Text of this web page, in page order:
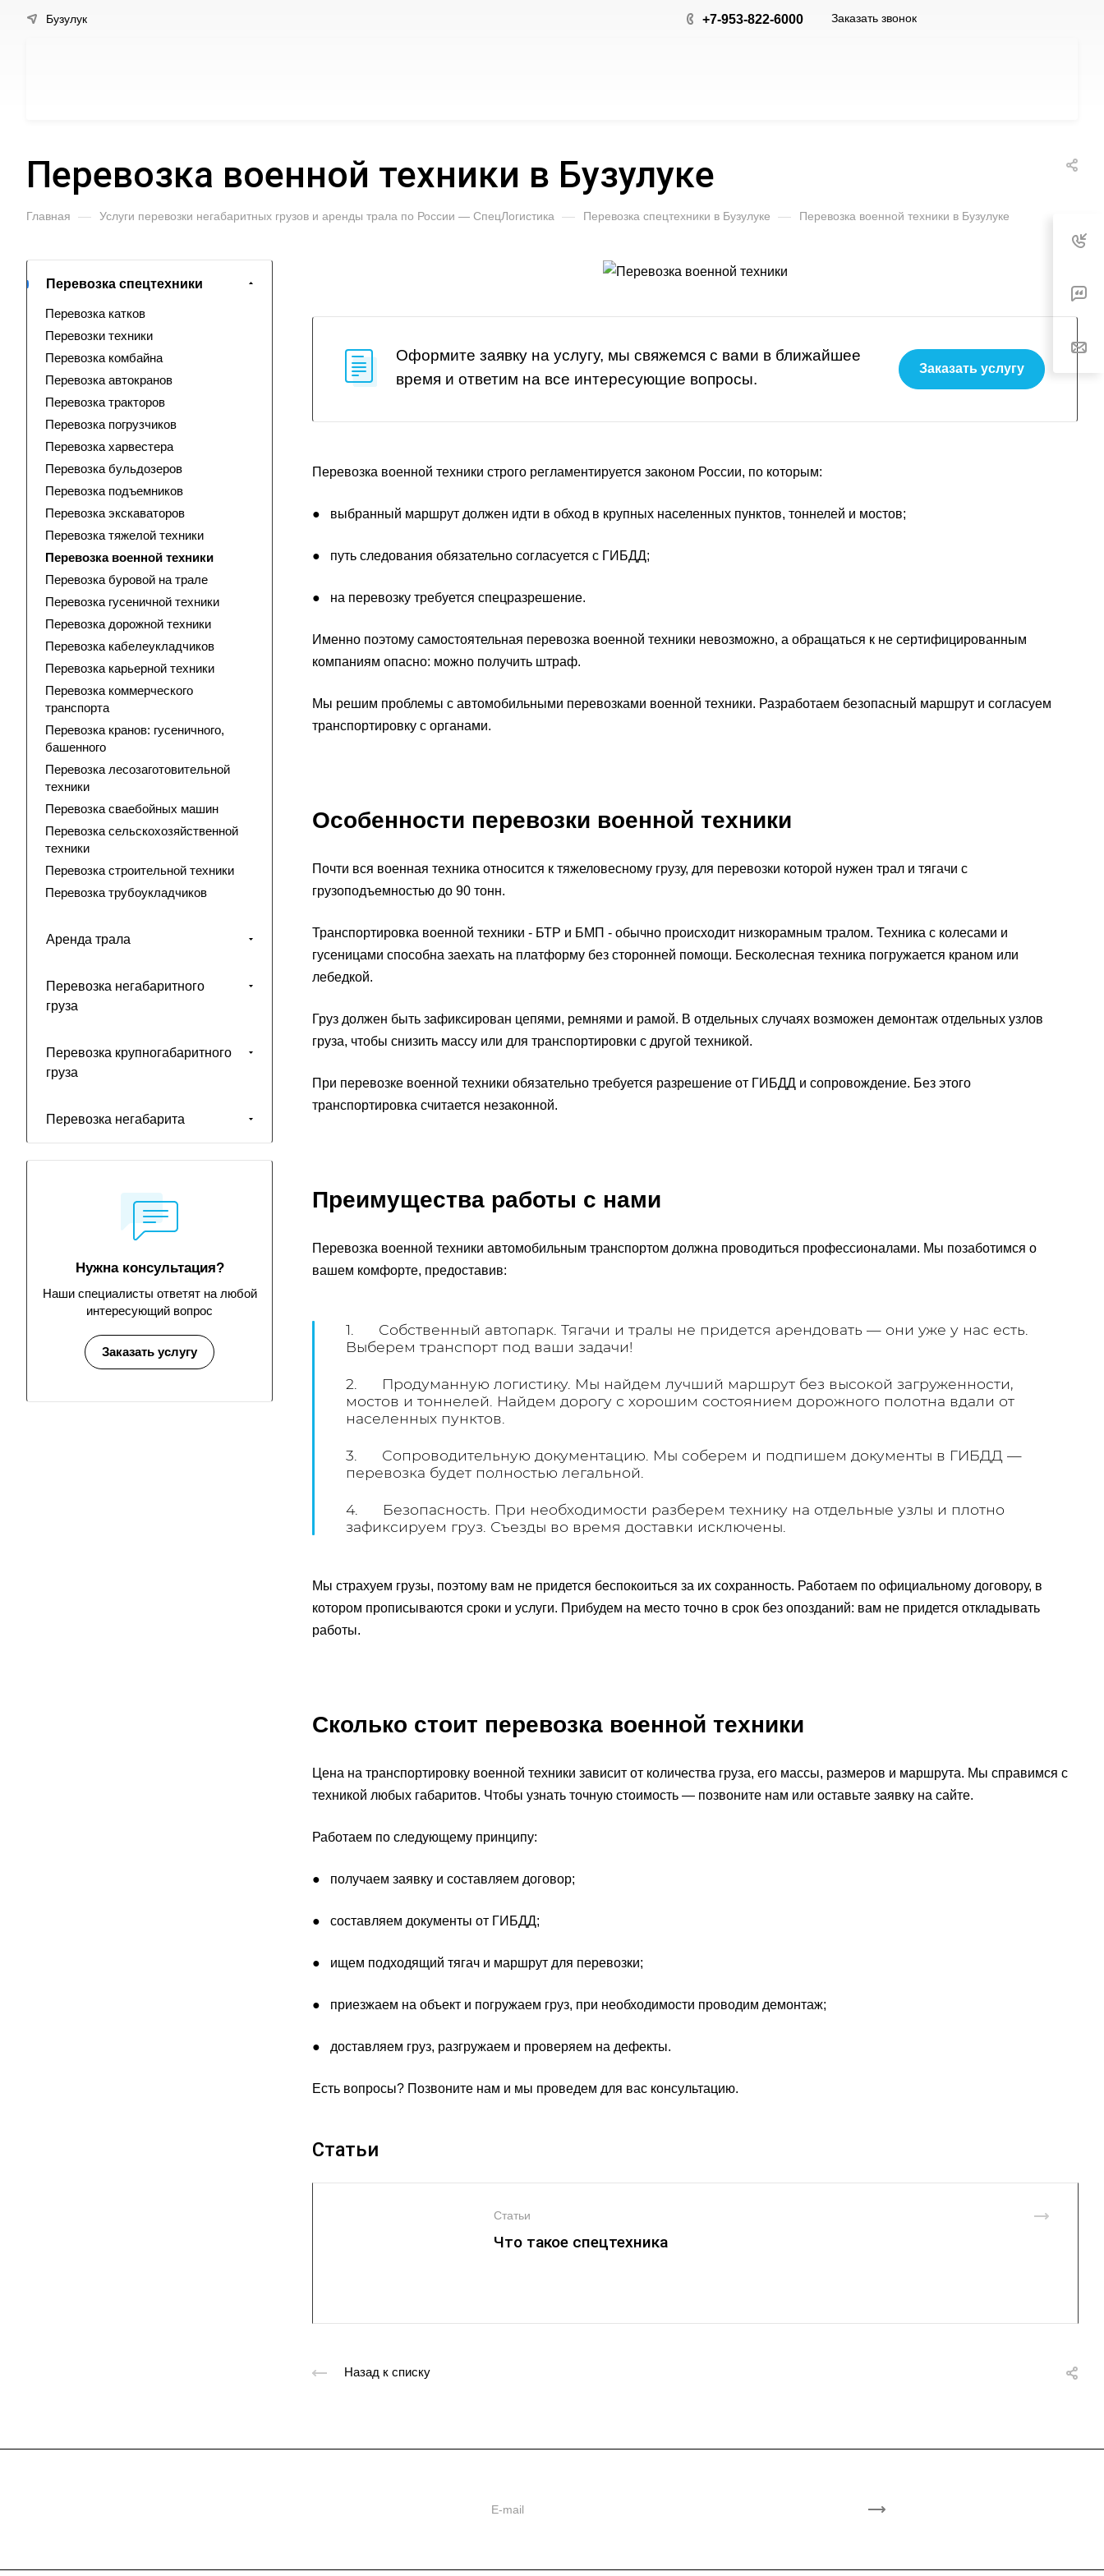
Бузулук +7-953-822-6000 Заказать звонок
Перевозка военной техники в Бузулуке
Главная — Услуги перевозки негабаритных грузов и аренды трала по России — СпецЛогистика — Перевозка спецтехники в Бузулуке — Перевозка военной техники в Бузулуке
Оформите заявку на услугу, мы свяжемся с вами в ближайшее
время и ответим на все интересующие вопросы.
Заказать услугу
Перевозка военной техники строго регламентируется законом России, по которым:
● выбранный маршрут должен идти в обход в крупных населенных пунктов, тоннелей и мостов;
● путь следования обязательно согласуется с ГИБДД;
● на перевозку требуется спецразрешение.
Именно поэтому самостоятельная перевозка военной техники невозможно, а обращаться к не сертифицированным
компаниям опасно: можно получить штраф.
Мы решим проблемы с автомобильными перевозками военной техники. Разработаем безопасный маршрут и согласуем
транспортировку с органами.
Особенности перевозки военной техники
Почти вся военная техника относится к тяжеловесному грузу, для перевозки которой нужен трал и тягачи с
грузоподъемностью до 90 тонн.
Транспортировка военной техники - БТР и БМП - обычно происходит низкорамным тралом. Техника с колесами и
гусеницами способна заехать на платформу без сторонней помощи. Бесколесная техника погружается краном или
лебедкой.
Груз должен быть зафиксирован цепями, ремнями и рамой. В отдельных случаях возможен демонтаж отдельных узлов
груза, чтобы снизить массу или для транспортировки с другой техникой.
При перевозке военной техники обязательно требуется разрешение от ГИБДД и сопровождение. Без этого
транспортировка считается незаконной.
Преимущества работы с нами
Перевозка военной техники автомобильным транспортом должна проводиться профессионалами. Мы позаботимся о
вашем комфорте, предоставив:
1. Собственный автопарк. Тягачи и тралы не придется арендовать — они уже у нас есть.
Выберем транспорт под ваши задачи!
2. Продуманную логистику. Мы найдем лучший маршрут без высокой загруженности,
мостов и тоннелей. Найдем дорогу с хорошим состоянием дорожного полотна вдали от
населенных пунктов.
3. Сопроводительную документацию. Мы соберем и подпишем документы в ГИБДД —
перевозка будет полностью легальной.
4. Безопасность. При необходимости разберем технику на отдельные узлы и плотно
зафиксируем груз. Съезды во время доставки исключены.
Мы страхуем грузы, поэтому вам не придется беспокоиться за их сохранность. Работаем по официальному договору, в
котором прописываются сроки и услуги. Прибудем на место точно в срок без опозданий: вам не придется откладывать
работы.
Сколько стоит перевозка военной техники
Цена на транспортировку военной техники зависит от количества груза, его массы, размеров и маршрута. Мы справимся с
техникой любых габаритов. Чтобы узнать точную стоимость — позвоните нам или оставьте заявку на сайте.
Работаем по следующему принципу:
● получаем заявку и составляем договор;
● составляем документы от ГИБДД;
● ищем подходящий тягач и маршрут для перевозки;
● приезжаем на объект и погружаем груз, при необходимости проводим демонтаж;
● доставляем груз, разгружаем и проверяем на дефекты.
Есть вопросы? Позвоните нам и мы проведем для вас консультацию.
Статьи
Статьи
Что такое спецтехника
Назад к списку
Перевозка спецтехники
Перевозка катков
Перевозки техники
Перевозка комбайна
Перевозка автокранов
Перевозка тракторов
Перевозка погрузчиков
Перевозка харвестера
Перевозка бульдозеров
Перевозка подъемников
Перевозка экскаваторов
Перевозка тяжелой техники
Перевозка военной техники
Перевозка буровой на трале
Перевозка гусеничной техники
Перевозка дорожной техники
Перевозка кабелеукладчиков
Перевозка карьерной техники
Перевозка коммерческого
транспорта
Перевозка кранов: гусеничного,
башенного
Перевозка лесозаготовительной
техники
Перевозка сваебойных машин
Перевозка сельскохозяйственной
техники
Перевозка строительной техники
Перевозка трубоукладчиков
Аренда трала
Перевозка негабаритного
груза
Перевозка крупногабаритного
груза
Перевозка негабарита
Нужна консультация?
Наши специалисты ответят на любой
интересующий вопрос
Заказать услугу